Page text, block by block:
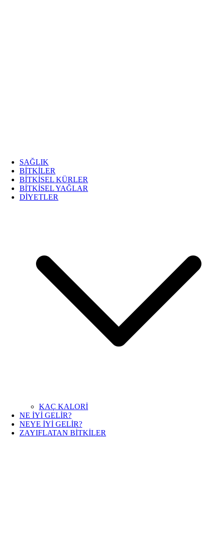
SAĞLIK
BİTKİLER
BİTKİSEL KÜRLER
BİTKİSEL YAĞLAR
DİYETLER
KAÇ KALORİ
NE İYİ GELİR?
NEYE İYİ GELİR?
ZAYIFLATAN BİTKİLER